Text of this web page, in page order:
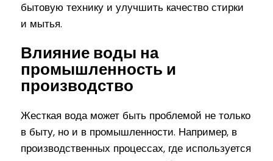
бытовую технику и улучшить качество стирки
и мытья.
Влияние воды на
промышленность и
производство
Жесткая вода может быть проблемой не только
в быту, но и в промышленности. Например, в
производственных процессах, где используется